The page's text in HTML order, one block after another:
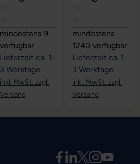
von 0 von 5 Sternen
Durchschnittliche Bewertung von 0
mindestens 9
verfügbar
Lieferzeit ca. 1-
3 Werktage
inkl. MwSt. zzgl.
Versand
Durchschnittliche
mindestens
1240 verfügbar
Lieferzeit ca. 1-
3 Werktage
inkl. MwSt. zzgl.
Versand